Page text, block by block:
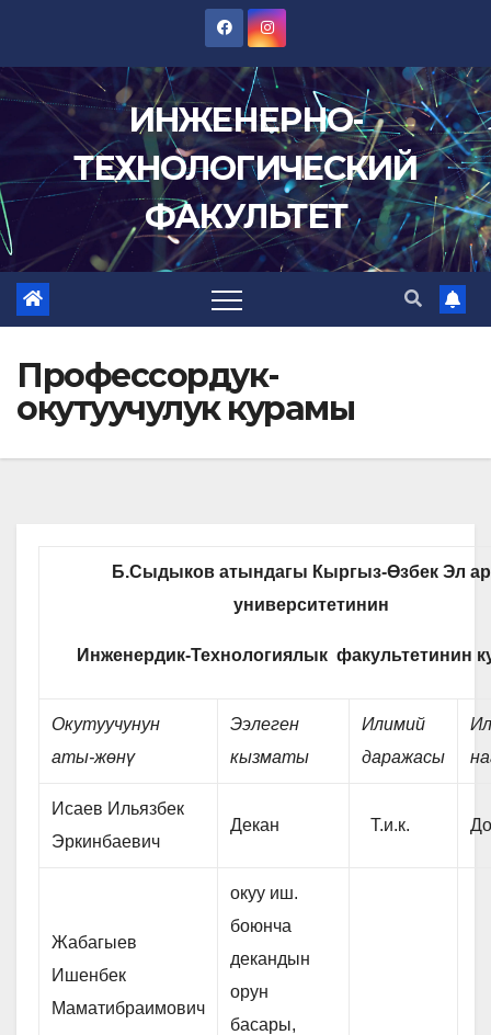
содержимому
ИНЖЕНЕРНО-
ТЕХНОЛОГИЧЕСКИЙ
ФАКУЛЬТЕТ
Профессордук-
окутуучулук курамы
Б.Сыдыков атындагы Кыргыз-Өзбек Эл
университетинин
Инженердик-Технологиялык факультетинин
Окутуучунун
аты-жөнү
Ээлеген
кызматы
Илимий
даражасы
Исаев Ильязбек
Эркинбаевич
Декан Т.и.к.
Жабагыев
Ишенбек
Маматибраимович
окуу иш.
боюнча
декандын
орун
басары,